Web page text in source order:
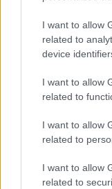
I want to allow
related to
device
I want to allow
related to
I want to allow
related to
I want to allow
related to
αφηγείται την
εκατομμύρια
τη γέννηση
Καππαδοκίας,
από την
του ηλικία
στρατιωτική
στο Άγιον
όνομα